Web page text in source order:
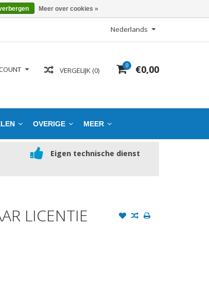
Nederlands
0 €0,00
VERGELIJK (0)
OVERIGE MEER
Eigen technische dienst
LICENTIE
Meer over cookies »